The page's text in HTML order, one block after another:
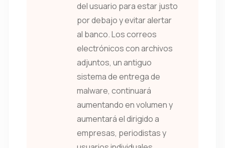
del usuario para estar justo
por debajo y evitar alertar
al banco. Los correos
electrónicos con archivos
adjuntos, un antiguo
sistema de entrega de
malware, continuará
aumentando en volumen y
aumentará el dirigido a
empresas, periodistas y